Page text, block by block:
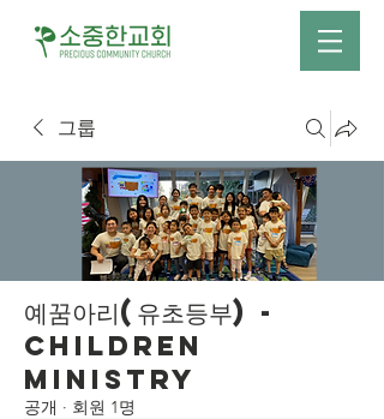
그룹
예꿈아리(유초등부) -
Children
Ministry
공개 · 회원 1명